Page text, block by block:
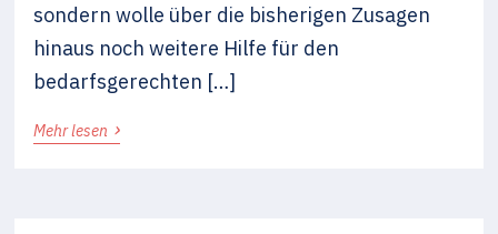
sondern wolle über die bisherigen Zusagen
hinaus noch weitere Hilfe für den
bedarfsgerechten […]
Mehr lesen ›